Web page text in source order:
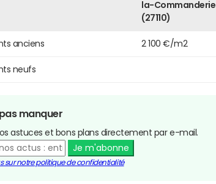
la-Commanderie
(27110)
anciens 2 100 €/m2
neufs
manquer
astuces et bons plans directement par e-mail.
Je m'abonne
sur notre politique de confidentialité